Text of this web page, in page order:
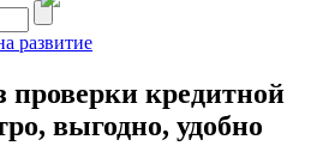
развитие
проверки кредитной
выгодно, удобно